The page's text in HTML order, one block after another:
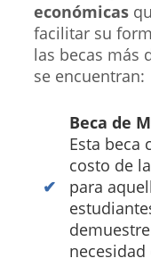
económicas
facilitar su
las becas más
se encuentran:
Beca de
Esta beca
costo de
para